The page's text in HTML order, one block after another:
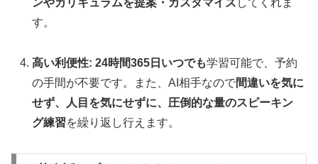
ンやカリキュラムを提案・カスタマイズしてくれま
す。
高い利便性: 24時間365日いつでも学習可能で、予約
の手間が不要です。また、AI相手なので間違いを気に
せず、人目を気にせずに、圧倒的な量のスピーキン
グ練習を繰り返し行えます。